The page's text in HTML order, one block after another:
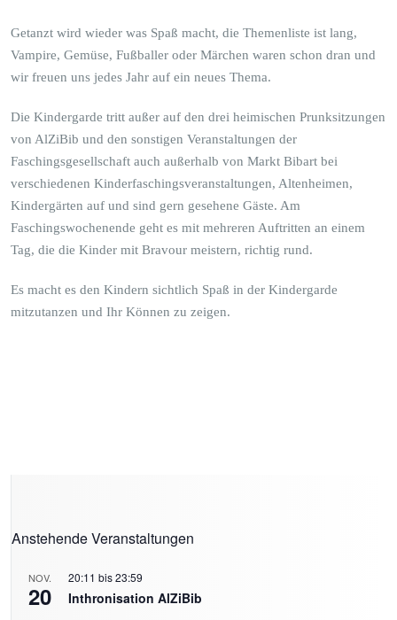
Getanzt wird wieder was Spaß macht, die Themenliste ist lang,
Vampire, Gemüse, Fußballer oder Märchen waren schon dran und
wir freuen uns jedes Jahr auf ein neues Thema.
Die Kindergarde tritt außer auf den drei heimischen Prunksitzungen
von AlZiBib und den sonstigen Veranstaltungen der
Faschingsgesellschaft auch außerhalb von Markt Bibart bei
verschiedenen Kinderfaschingsveranstaltungen, Altenheimen,
Kindergärten auf und sind gern gesehene Gäste. Am
Faschingswochenende geht es mit mehreren Auftritten an einem
Tag, die die Kinder mit Bravour meistern, richtig rund.
Es macht es den Kindern sichtlich Spaß in der Kindergarde
mitzutanzen und Ihr Können zu zeigen.
Anstehende Veranstaltungen
NOV.
20
20:11 bis23:59
Inthronisation AlZiBib